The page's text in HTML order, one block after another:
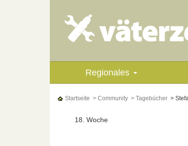
Regionales
Startseite > Community > Tagebücher >
18. Woche